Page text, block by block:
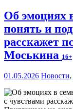
Об эмоциях
понять и
расскажет
Моськина 16+
01.05.2026 Новости,